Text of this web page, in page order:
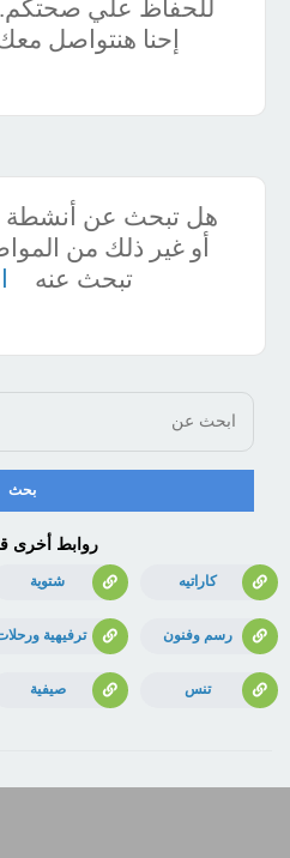
للحفاظ علي صحتكم.
إحنا هنتواصل
هل تبحث عن أنشطة
أو غير ذلك من
تبحث عنه
روابط أخرى
كاراتيه شتوية
رسم وفنون ترفيهية
تنس صيفية